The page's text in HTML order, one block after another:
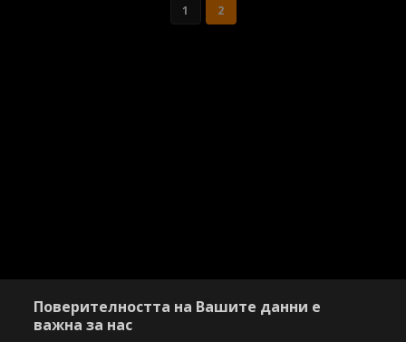
1 2
Поверителността на Вашите данни е
важна за нас